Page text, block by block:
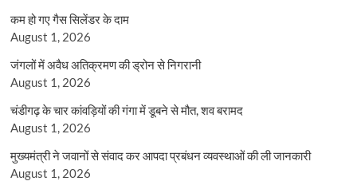
कम हो गए गैस सिलेंडर के दाम
August 1, 2026
जंगलों में अवैध अतिक्रमण की ड्रोन से निगरानी
August 1, 2026
चंडीगढ़ के चार कांवड़ियों की गंगा में डूबने से मौत, शव बरामद
August 1, 2026
मुख्यमंत्री ने जवानों से संवाद कर आपदा प्रबंधन व्यवस्थाओं की ली जानकारी
August 1, 2026